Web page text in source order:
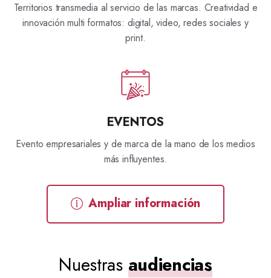
Territorios transmedia al servicio de las marcas. Creatividad e
innovación multi formatos: digital, video, redes sociales y
print.
EVENTOS
Evento empresariales y de marca de la mano de los medios
más influyentes.
Ampliar información
Nuestras audiencias